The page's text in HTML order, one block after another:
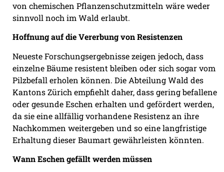
von chemischen Pflanzenschutzmitteln wäre weder
sinnvoll noch im Wald erlaubt.
Hoffnung auf die Vererbung von Resistenzen
Neueste Forschungsergebnisse zeigen jedoch, dass
einzelne Bäume resistent bleiben oder sich sogar vom
Pilzbefall erholen können. Die Abteilung Wald des
Kantons Zürich empfiehlt daher, dass gering befallene
oder gesunde Eschen erhalten und gefördert werden,
da sie eine allfällig vorhandene Resistenz an ihre
Nachkommen weitergeben und so eine langfristige
Erhaltung dieser Baumart gewährleisten könnten.
Wann Eschen gefällt werden müssen